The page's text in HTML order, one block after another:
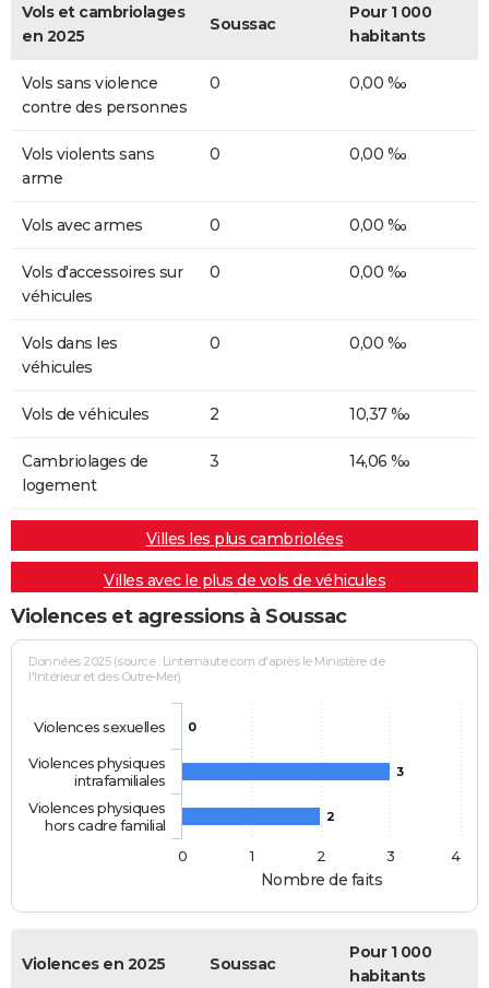
Vols et cambriolages
en 2025
Soussac
Pour 1 000
habitants
Vols sans violence
contre des personnes
0 0,00 ‰
Vols violents sans
arme
0 0,00 ‰
Vols avec armes 0 0,00 ‰
Vols d'accessoires sur
véhicules
0 0,00 ‰
Vols dans les
véhicules
0 0,00 ‰
Vols de véhicules 2 10,37 ‰
Cambriolages de
logement
3 14,06 ‰
Villes les plus cambriolées
Villes avec le plus de vols de véhicules
Violences et agressions à Soussac
Nombre de faits
Données 2025 (source : Linternaute.com d'après le Ministère de
l'Intérieur et des Outre-Mer)
0
3
2
Violences sexuelles
Violences physiques
intrafamiliales
Violences physiques
hors cadre familial
0
1 2 3 4
Violences en 2025 Soussac
Pour 1 000
habitants